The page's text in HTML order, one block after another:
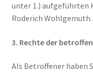
unter 1.) aufgeführten
Roderich Wohlgemuth.
3. Rechte der
Als Betroffener haben